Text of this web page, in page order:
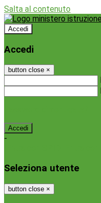
Salta al contenuto
Accedi
Accedi
button close ×
-
Seleziona utente
button close ×